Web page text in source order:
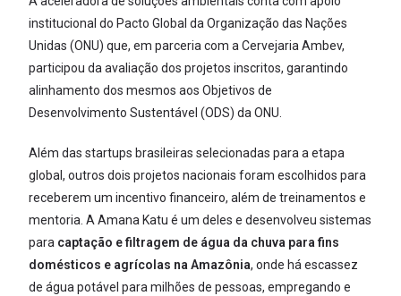
institucional do Pacto Global da Organização das Nações
Unidas (ONU) que, em parceria com a Cervejaria Ambev,
participou da avaliação dos projetos inscritos, garantindo
alinhamento dos mesmos aos Objetivos de
Desenvolvimento Sustentável (ODS) da ONU.
Além das startups brasileiras selecionadas para a etapa
global, outros dois projetos nacionais foram escolhidos para
receberem um incentivo financeiro, além de treinamentos e
mentoria. A Amana Katu é um deles e desenvolveu sistemas
para captação e filtragem de água da chuva para fins
domésticos e agrícolas na Amazônia, onde há escassez
de água potável para milhões de pessoas, empregando e